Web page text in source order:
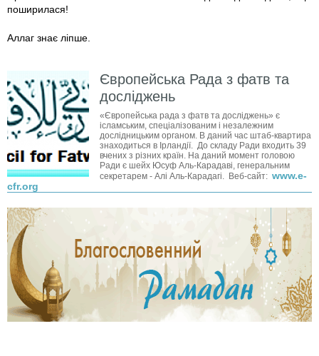
поширилася!
Аллаг знає ліпше.
Європейська Рада з фатв та
досліджень
«Європейська рада з фатв та досліджень» є
ісламським, спеціалізованим і незалежним
дослідницьким органом. В даний час штаб-квартира
знаходиться в Ірландії. До складу Ради входить 39
вчених з різних країн. На даний момент головою
Ради є шейх Юсуф Аль-Карадаві, генеральним
секретарем - Алі Аль-Карадагі. Веб-сайт: www.e-
cfr.org